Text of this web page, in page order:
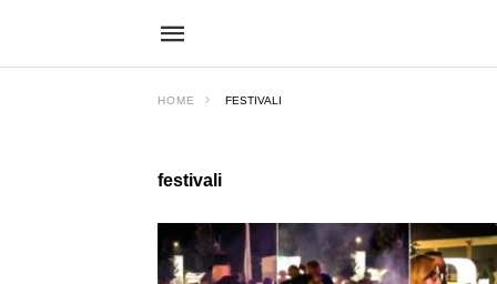
HOME FESTIVALI
festivali